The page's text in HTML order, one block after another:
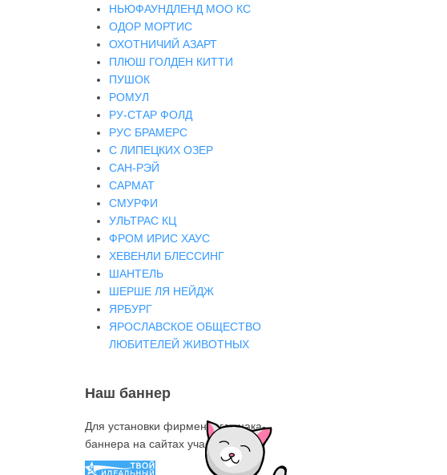
НЬЮФАУНДЛЕНД МОО КС
ОДОР МОРТИС
ОХОТНИЧИЙ АЗАРТ
ПЛЮШ ГОЛДЕН КИТТИ
ПУШОК
РОМУЛ
РУ-СТАР ФОЛД
РУС БРАМЕРС
С ЛИПЕЦКИХ ОЗЕР
САН-РЭЙ
САРМАТ
СМУРФИ
УЛЬТРАС КЦ
ФРОМ ИРИС ХАУС
ХЕВЕНЛИ БЛЕССИНГ
ШАНТЕЛЬ
ШЕРШЕ ЛЯ НЕЙДЖ
ЯРБУРГ
ЯРОСЛАВСКОЕ ОБЩЕСТВО
ЛЮБИТЕЛЕЙ ЖИВОТНЫХ
Наш баннер
Для установки фирменного знака-
баннера на сайтах участниках